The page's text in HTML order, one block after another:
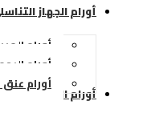
أورام الجهاز التناسلي
أورام المبيض
أورام الرحم
أورام عنق الرحم
أورام الجهاز الهضمي